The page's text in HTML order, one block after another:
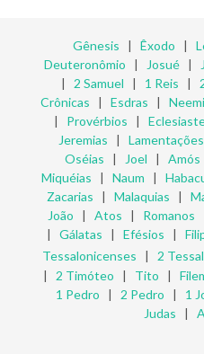
Gênesis | Êxodo |
Deuteronômio | Josué|
| 2 Samuel | 1 Reis |
Crônicas | Esdras |
| Provérbios |
Jeremias | Lamentações
Oséias | Joel | Amós
Miquéias | Naum |
Zacarias | Malaquias |
João | Atos | Romanos
| Gálatas | Efésios |
Tessalonicenses | 2
| 2 Timóteo | Tito |
1 Pedro | 2 Pedro | 1
Judas |